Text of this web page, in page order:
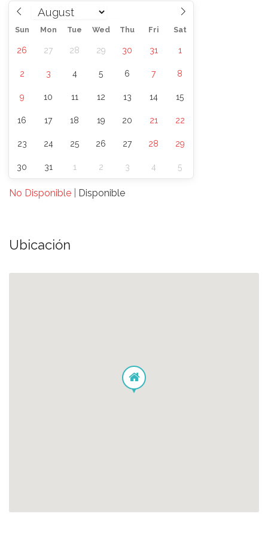
Sun Mon Tue Wed Thu Fri Sat
26 27 28 29 30 31 1
2 3 4 5 6 7 8
9 10 11 12 13 14 15
16 17 18 19 20 21 22
23 24 25 26 27 28 29
30 31 1 2 3 4 5
No Disponible Disponible
Ubicación